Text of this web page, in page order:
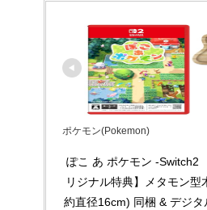
ポケモン(Pokemon)
ぽこ あ ポケモン -Switch2
リジナル特典】メタモン型
約直径16cm) 同梱 & デジタ